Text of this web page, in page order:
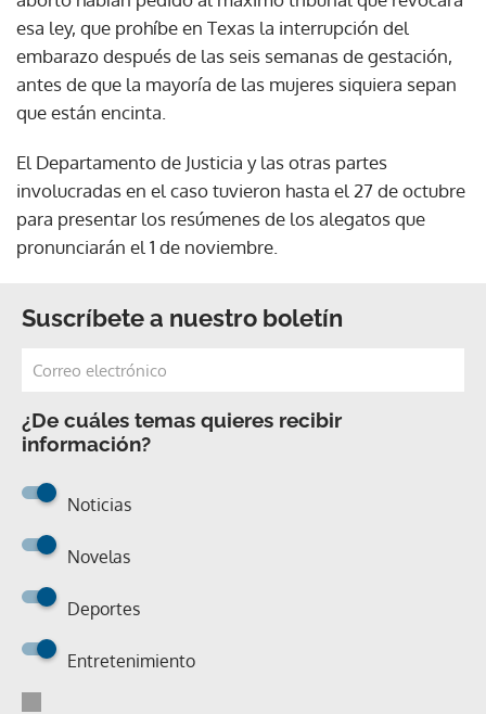
esa ley, que prohíbe en Texas la interrupción del
embarazo después de las seis semanas de gestación,
antes de que la mayoría de las mujeres siquiera sepan
que están encinta.
El Departamento de Justicia y las otras partes
involucradas en el caso tuvieron hasta el 27 de octubre
para presentar los resúmenes de los alegatos que
pronunciarán el 1 de noviembre.
Suscríbete a nuestro boletín
¿De cuáles temas quieres recibir
información?
Noticias
Novelas
Deportes
Entretenimiento